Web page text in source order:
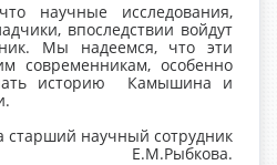
научные исследования,
впоследствии войдут
Мы надеемся, что эти
современникам, особенно
историю Камышина и
старший научный сотрудник
Е.М.Рыбкова.